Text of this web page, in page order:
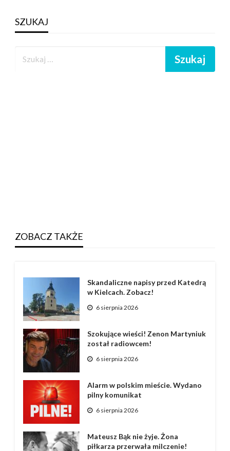
SZUKAJ
ZOBACZ TAKŻE
Skandaliczne napisy przed Katedrą
w Kielcach. Zobacz!
6 sierpnia 2026
Szokujące wieści! Zenon Martyniuk
został radiowcem!
6 sierpnia 2026
Alarm w polskim mieście. Wydano
pilny komunikat
6 sierpnia 2026
Mateusz Bąk nie żyje. Żona
piłkarza przerwała milczenie!